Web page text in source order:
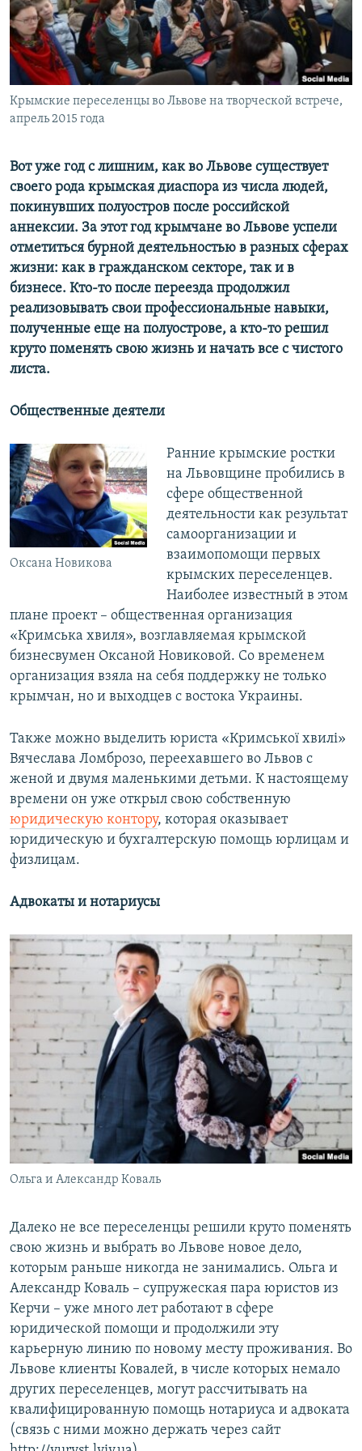
ПОБЕДИТЕЛЕЙ НЕ СУДЯТ?
КРЫМ.НЕПОКОРЕННЫЙ
ELIFBE
УКРАИНСКАЯ ПРОБЛЕМА КРЫМА
ПРИСОЕДИНЯЙТЕСЬ!
Все сайты RFE/RL
Крымские переселенцы во Львове на творческой встрече,
апрель 2015 года
Вот уже год с лишним, как во Львове существует
своего рода крымская диаспора из числа людей,
покинувших полуостров после российской
аннексии. За этот год крымчане во Львове успели
отметиться бурной деятельностью в разных сферах
жизни: как в гражданском секторе, так и в
бизнесе. Кто-то после переезда продолжил
реализовывать свои профессиональные навыки,
полученные еще на полуострове, а кто-то решил
круто поменять свою жизнь и начать все с чистого
листа.
Общественные деятели
Оксана Новикова
Ранние крымские ростки
на Львовщине пробились в
сфере общественной
деятельности как результат
самоорганизации и
взаимопомощи первых
крымских переселенцев.
Наиболее известный в этом
плане проект – общественная организация
«Кримська хвиля», возглавляемая крымской
бизнесвумен Оксаной Новиковой. Со временем
организация взяла на себя поддержку не только
крымчан, но и выходцев с востока Украины.
Также можно выделить юриста «Кримської хвилі»
Вячеслава Ломброзо, переехавшего во Львов с
женой и двумя маленькими детьми. К настоящему
времени он уже открыл свою собственную
юридическую контору, которая оказывает
юридическую и бухгалтерскую помощь юрлицам и
физлицам.
Адвокаты и нотариусы
Ольга и Александр Коваль
Далеко не все переселенцы решили круто поменять
свою жизнь и выбрать во Львове новое дело,
которым раньше никогда не занимались. Ольга и
Александр Коваль – супружеская пара юристов из
Керчи – уже много лет работают в сфере
юридической помощи и продолжили эту
карьерную линию по новому месту проживания. Во
Львове клиенты Ковалей, в числе которых немало
других переселенцев, могут рассчитывать на
квалифицированную помощь нотариуса и адвоката
(связь с ними можно держать через сайт